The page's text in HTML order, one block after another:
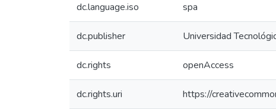
dc.language.iso spa
dc.publisher Universidad
dc.rights openAccess
dc.rights.uri https://